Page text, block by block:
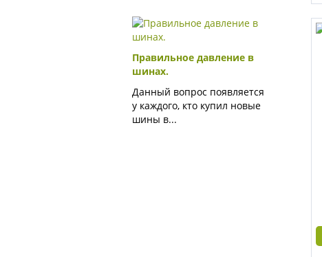
Правильное давление в
шинах.
Данный вопрос появляется
у каждого, кто купил новые
шины в...